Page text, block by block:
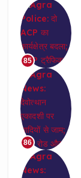
85
86